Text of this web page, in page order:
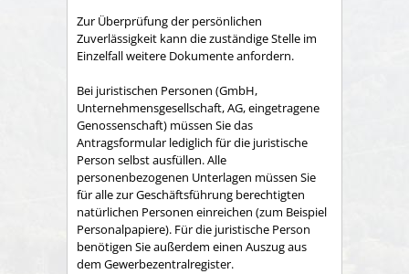
Zur Überprüfung der persönlichen
Zuverlässigkeit kann die zuständige Stelle im
Einzelfall weitere Dokumente anfordern.
Bei juristischen Personen (GmbH,
Unternehmensgesellschaft, AG, eingetragene
Genossenschaft) müssen Sie das
Antragsformular lediglich für die juristische
Person selbst ausfüllen. Alle
personenbezogenen Unterlagen müssen Sie
für alle zur Geschäftsführung berechtigten
natürlichen Personen einreichen (zum Beispiel
Personalpapiere). Für die juristische Person
benötigen Sie außerdem einen Auszug aus
dem Gewerbezentralregister.